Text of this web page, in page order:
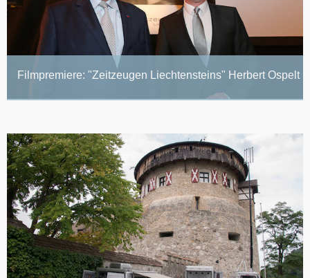
Filmpremiere: "Zeitzeugen Liechtensteins" Herbert Ospelt